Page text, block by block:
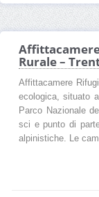
Rurale –
Affittacamere
ecologica, situato
Parco Nazionale
sci e punto di
alpinistiche. Le